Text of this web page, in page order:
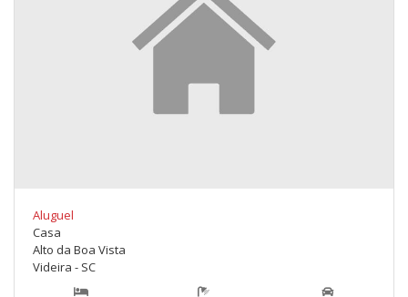
Aluguel
Casa
Alto da Boa Vista
Videira - SC